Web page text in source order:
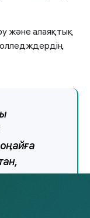
және алаяқтық
Ол
– 2024